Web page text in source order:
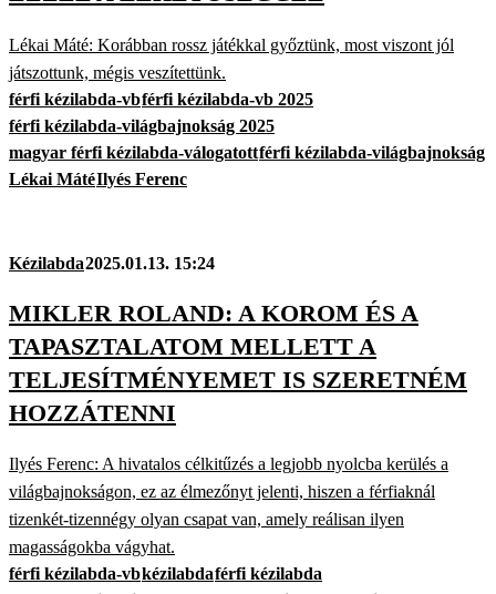
Lékai Máté: Korábban rossz játékkal győztünk, most viszont jól
játszottunk, mégis veszítettünk.
férfi kézilabda-vbférfi kézilabda-vb 2025
férfi kézilabda-világbajnokság 2025
magyar férfi kézilabda-válogatottférfi kézilabda-világbajnokság
Lékai MátéIlyés Ferenc
Kézilabda2025.01.13. 15:24
MIKLER ROLAND: A KOROM ÉS A
TAPASZTALATOM MELLETT A
TELJESÍTMÉNYEMET IS SZERETNÉM
HOZZÁTENNI
Ilyés Ferenc: A hivatalos célkitűzés a legjobb nyolcba kerülés a
világbajnokságon, ez az élmezőnyt jelenti, hiszen a férfiaknál
tizenkét-tizennégy olyan csapat van, amely reálisan ilyen
magasságokba vágyhat.
férfi kézilabda-vbkézilabdaférfi kézilabda